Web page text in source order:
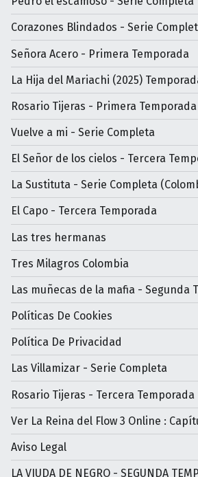
Corazones Blindados - Serie
Señora Acero - Primera Temporada
La Hija del Mariachi (2025)
Rosario Tijeras - Primera Temporada
Vuelve a mi - Serie Completa
El Señor de los cielos - Tercera
La Sustituta - Serie Completa
El Capo - Tercera Temporada
Las tres hermanas
Tres Milagros Colombia
Las muñecas de la mafia - Segunda
Políticas De Cookies
Política De Privacidad
Las Villamizar - Serie Completa
Rosario Tijeras - Tercera Temporada
Ver La Reina del Flow 3 Online :
Aviso Legal
LA VIUDA DE NEGRO - SEGUNDA